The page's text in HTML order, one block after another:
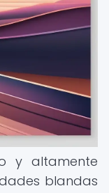
y altamente
blandas